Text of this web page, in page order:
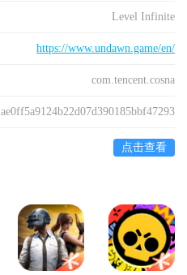
Level Infinite
https://www.undawn.game/en/
com.tencent.cosna
ae0ff5a9124b22d07d390185bbf47293
点击查看